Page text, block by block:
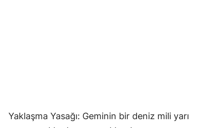
Yaklaşma Yasağı: Geminin bir deniz mili yarı